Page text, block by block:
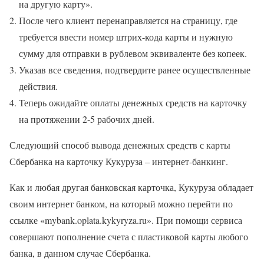
на другую карту».
После чего клиент перенаправляется на страницу, где
требуется ввести номер штрих-кода карты и нужную
сумму для отправки в рублевом эквиваленте без копеек.
Указав все сведения, подтвердите ранее осуществленные
действия.
Теперь ожидайте оплаты денежных средств на карточку
на протяжении 2-5 рабочих дней.
Следующий способ вывода денежных средств с карты
Сбербанка на карточку Кукуруза – интернет-банкинг.
Как и любая другая банковская карточка, Кукуруза обладает
своим интернет банком, на который можно перейти по
ссылке «mybank.oplata.kykyryza.ru». При помощи сервиса
совершают пополнение счета с пластиковой карты любого
банка, в данном случае Сбербанка.